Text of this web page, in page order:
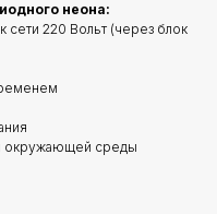
неона:
сети 220 Вольт (через блок
окружающей среды